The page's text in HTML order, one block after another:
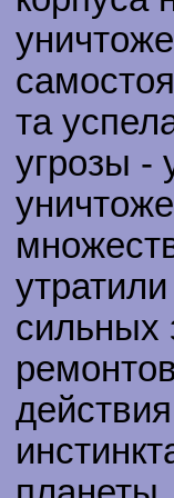
та
угрозы -
сильных